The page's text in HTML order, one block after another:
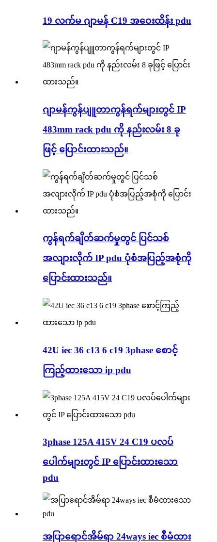
19 လက်မ ဂျာမန် C19 အဝေးထိန်း pdu
ဂျာမန်ကွန်ပျူတာကွန်ရက်များတွင် IP
483mm rack pdu ကို နည်းလမ်း 8 ခု
ဖြင့် ပြောင်းထားသည်။
ကွန်ရက်ချိတ်ဆက်မှုတွင် ပြင်သစ်
အလျားလိုက် IP pdu ပုံစံအပြည့်အစုံကို
ပြောင်းထားသည်။
42U iec 36 c13 6 c19 3phase စောင့်
ကြည့်ထားသော ip pdu
3phase 125A 415V 24 C19 ပလပ်
ပေါက်များတွင် IP ပြောင်းထားသော
pdu
အပြာရောင်အိမ်ရာ 24ways iec စီမံထား